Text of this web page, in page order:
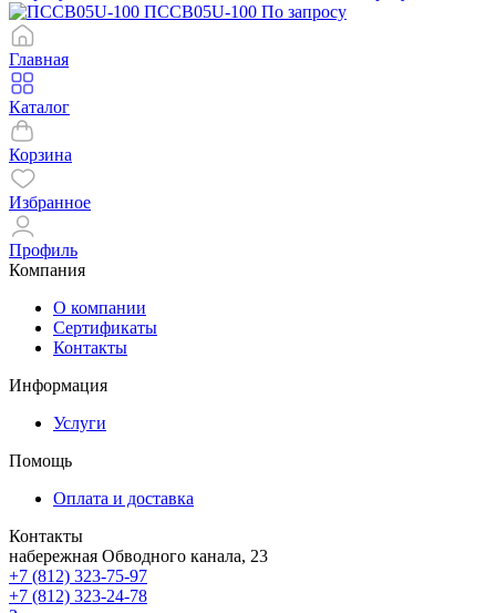
ПССВ05U-100 По запросу
Главная
Каталог
Корзина
Избранное
Профиль
Компания
О компании
Сертификаты
Контакты
Информация
Услуги
Помощь
Оплата и доставка
Контакты
набережная Обводного канала, 23
+7 (812) 323-75-97
+7 (812) 323-24-78